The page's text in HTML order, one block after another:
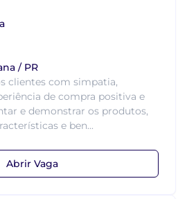
/ PR
clientes com simpatia,
de compra positiva e
e demonstrar os produtos,
e ben...
Abrir Vaga